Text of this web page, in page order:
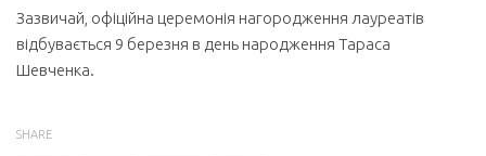
Зазвичай, офіційна церемонія нагородження лауреатів
відбувається 9 березня в день народження Тараса
Шевченка.
SHARE